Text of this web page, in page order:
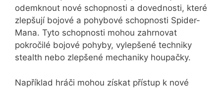
odemknout nové schopnosti a dovednosti, které
zlepšují bojové a pohybové schopnosti Spider-
Mana. Tyto schopnosti mohou zahrnovat
pokročilé bojové pohyby, vylepšené techniky
stealth nebo zlepšené mechaniky houpačky.
Například hráči mohou získat přístup k nové